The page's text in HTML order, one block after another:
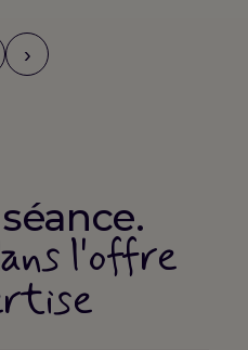
›
l'offre